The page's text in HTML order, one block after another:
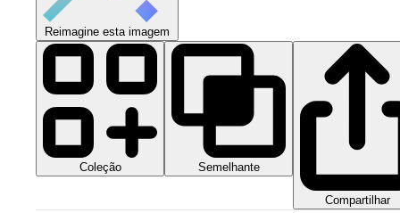
Reimagine esta imagem
Coleção Semelhante
Compartilhar